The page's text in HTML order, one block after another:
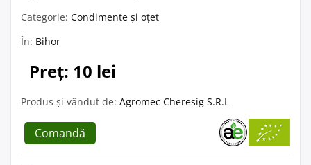
Categorie: Condimente și oțet
În: Bihor
Preț: 10 lei
Produs și vândut de: Agromec Cheresig S.R.L
Comandă